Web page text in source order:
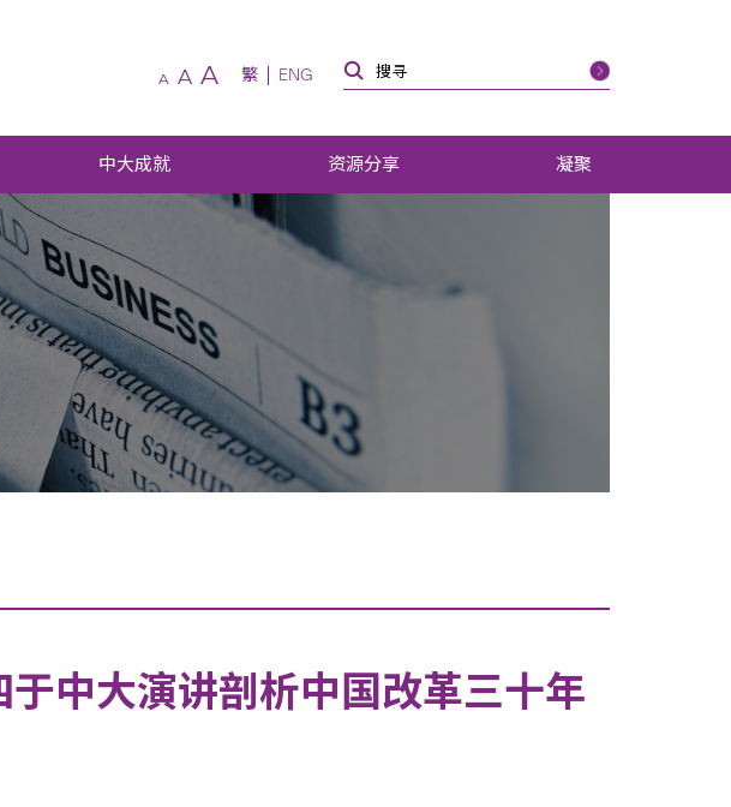
A A A 繁 ENG
中大成就 资源分享 凝聚
中大演讲剖析中国改革三十年